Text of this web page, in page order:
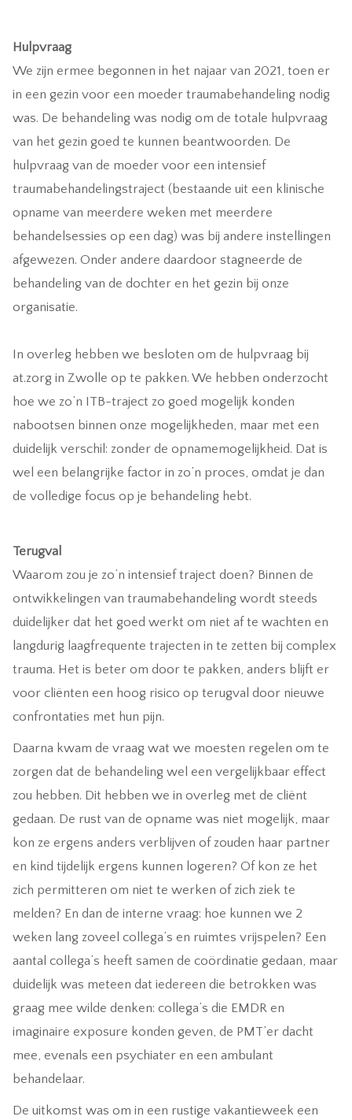
Hulpvraag
We zijn ermee begonnen in het najaar van 2021, toen er
in een gezin voor een moeder traumabehandeling nodig
was. De behandeling was nodig om de totale hulpvraag
van het gezin goed te kunnen beantwoorden. De
hulpvraag van de moeder voor een intensief
traumabehandelingstraject (bestaande uit een klinische
opname van meerdere weken met meerdere
behandelsessies op een dag) was bij andere instellingen
afgewezen. Onder andere daardoor stagneerde de
behandeling van de dochter en het gezin bij onze
organisatie.
In overleg hebben we besloten om de hulpvraag bij
at.zorg in Zwolle op te pakken. We hebben onderzocht
hoe we zo’n ITB-traject zo goed mogelijk konden
nabootsen binnen onze mogelijkheden, maar met een
duidelijk verschil: zonder de opnamemogelijkheid. Dat is
wel een belangrijke factor in zo’n proces, omdat je dan
de volledige focus op je behandeling hebt.
Terugval
Waarom zou je zo’n intensief traject doen? Binnen de
ontwikkelingen van traumabehandeling wordt steeds
duidelijker dat het goed werkt om niet af te wachten en
langdurig laagfrequente trajecten in te zetten bij complex
trauma. Het is beter om door te pakken, anders blijft er
voor cliënten een hoog risico op terugval door nieuwe
confrontaties met hun pijn.
Daarna kwam de vraag wat we moesten regelen om te
zorgen dat de behandeling wel een vergelijkbaar effect
zou hebben. Dit hebben we in overleg met de cliënt
gedaan. De rust van de opname was niet mogelijk, maar
kon ze ergens anders verblijven of zouden haar partner
en kind tijdelijk ergens kunnen logeren? Of kon ze het
zich permitteren om niet te werken of zich ziek te
melden? En dan de interne vraag: hoe kunnen we 2
weken lang zoveel collega’s en ruimtes vrijspelen? Een
aantal collega’s heeft samen de coördinatie gedaan, maar
duidelijk was meteen dat iedereen die betrokken was
graag mee wilde denken: collega’s die EMDR en
imaginaire exposure konden geven, de PMT’er dacht
mee, evenals een psychiater en een ambulant
behandelaar.
De uitkomst was om in een rustige vakantieweek een